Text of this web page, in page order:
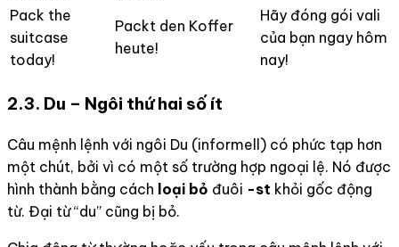
Pack the
suitcase
today!
Packt den Koffer
heute!
Hãy đóng gói vali
của bạn ngay hôm
nay!
2.3. Du – Ngôi thứ hai số ít
Câu mệnh lệnh với ngôi Du (informell) có phức tạp hơn
một chút, bởi vì có một số trường hợp ngoại lệ. Nó được
hình thành bằng cách loại bỏ đuôi -st khỏi gốc động
từ. Đại từ “du” cũng bị bỏ.